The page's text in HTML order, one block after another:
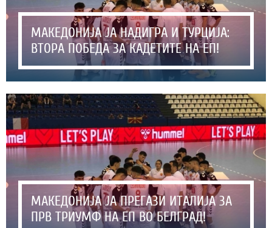
МАКЕДОНИЈА ЈА НАДИГРА И ТУРЦИЈА:
ВТОРА ПОБЕДА ЗА КАДЕТИТЕ НА ЕП!
МАКЕДОНИЈА ЈА ПРЕГАЗИ ИТАЛИЈА ЗА
ПРВ ТРИУМФ НА ЕП ВО БЕЛГРАД!